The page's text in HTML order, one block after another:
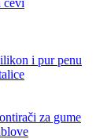
cevi
i pur penu
za gume